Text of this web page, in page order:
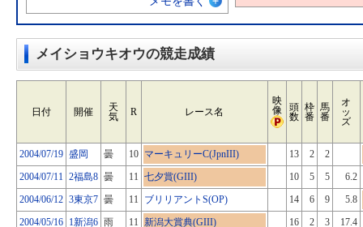
メイショウキオウの競走成績
日付 開催
天
気
R レース名
映
像
頭
数
枠
番
馬
番
オ
ッ
ズ
2004/07/19 盛岡 曇 10 マーキュリーC(JpnIII) 13 2
2
2004/07/11 2福島8 曇 11 七夕賞(GIII) 10 5 5
6.2
2004/06/12 3東京7 曇 11 ブリリアントS(OP) 14 6 9
5.8
2004/05/16 1新潟6 雨 11 新潟大賞典(GIII) 16 2 3
17.4